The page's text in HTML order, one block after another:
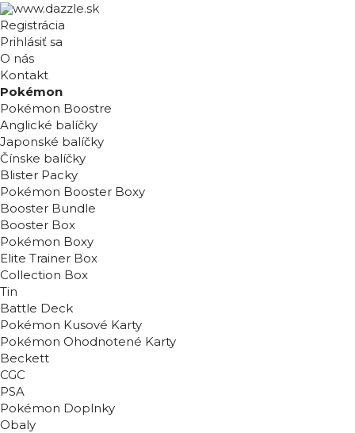
Registrácia
Prihlásiť sa
O nás
Kontakt
Pokémon
Pokémon Boostre
Anglické balíčky
Japonské balíčky
Čínske balíčky
Blister Packy
Pokémon Booster Boxy
Booster Bundle
Booster Box
Pokémon Boxy
Elite Trainer Box
Collection Box
Tin
Battle Deck
Pokémon Kusové Karty
Pokémon Ohodnotené Karty
Beckett
CGC
PSA
Pokémon Doplnky
Obaly